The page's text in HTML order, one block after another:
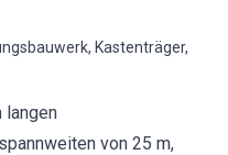
Kastenträger,
langen
von 25 m,